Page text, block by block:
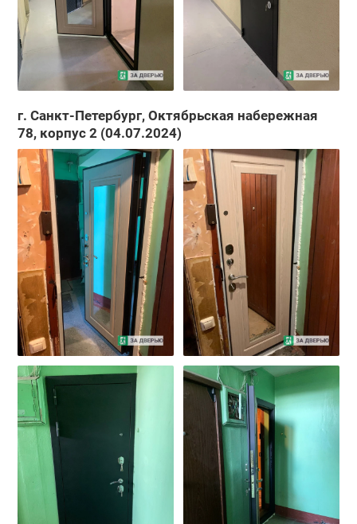
г. Санкт-Петербург, Октябрьская набережная
78, корпус 2 (04.07.2024)